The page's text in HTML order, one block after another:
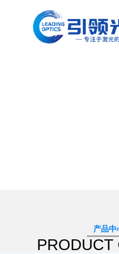
产品中
PRODUCT